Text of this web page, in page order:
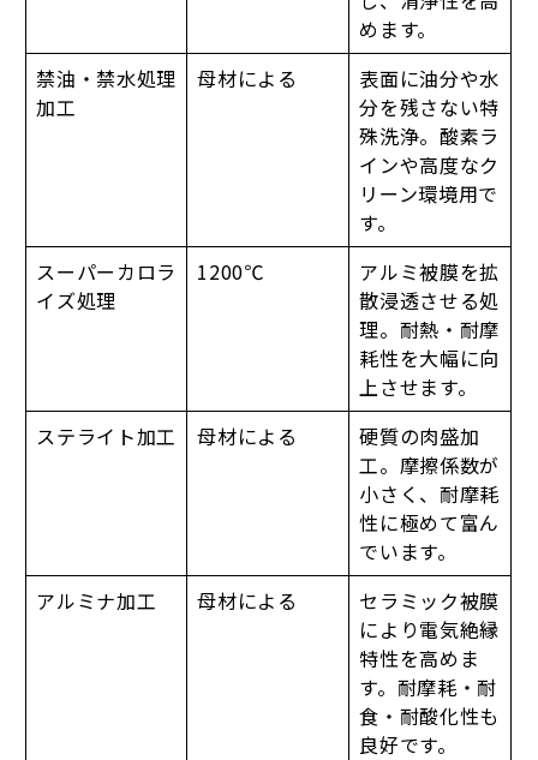
めます。
禁油・禁水処理
加工
母材による
表面に油分や水
分を残さない特
殊洗浄。酸素ラ
インや高度なク
リーン環境用で
す。
スーパーカロラ
イズ処理
1200℃
アルミ被膜を拡
散浸透させる処
理。耐熱・耐摩
耗性を大幅に向
上させます。
ステライト加工
母材による
硬質の肉盛加
工。摩擦係数が
小さく、耐摩耗
性に極めて富ん
でいます。
アルミナ加工
母材による
セラミック被膜
により電気絶縁
特性を高めま
す。耐摩耗・耐
食・耐酸化性も
良好です。